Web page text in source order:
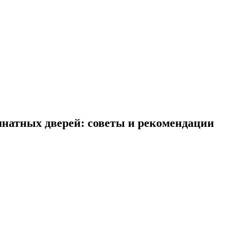
дверей: советы и рекомендации